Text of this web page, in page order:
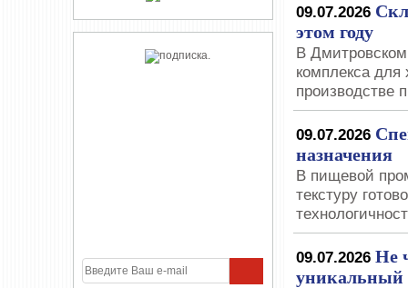
09.07.2026
этом году
В Дмитровском
комплекса
производстве
09.07.2026
назначения
В пищевой
текстуру
09.07.2026 Не
уникальный